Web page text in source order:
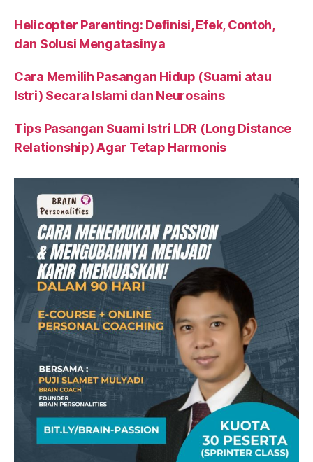
Helicopter Parenting: Definisi, Efek, Contoh,
dan Solusi Mengatasinya
Cara Memilih Pasangan Hidup (Suami atau
Istri) Secara Islami dan Neurosains
Tips Pasangan Suami Istri LDR (Long Distance
Relationship) Agar Tetap Harmonis